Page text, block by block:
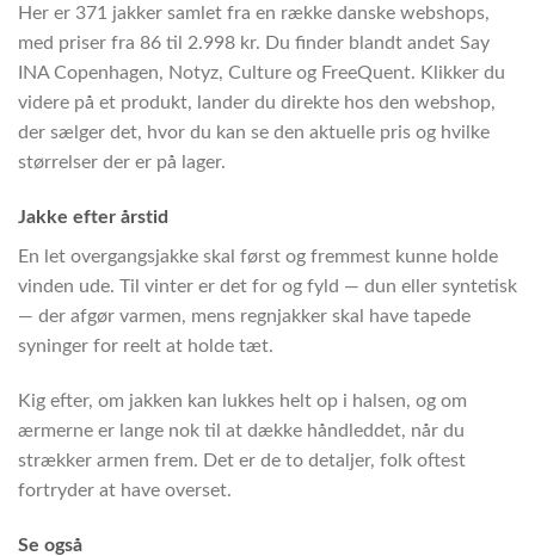
Her er 371 jakker samlet fra en række danske webshops,
med priser fra 86 til 2.998 kr. Du finder blandt andet Say
INA Copenhagen, Notyz, Culture og FreeQuent. Klikker du
videre på et produkt, lander du direkte hos den webshop,
der sælger det, hvor du kan se den aktuelle pris og hvilke
størrelser der er på lager.
Jakke efter årstid
En let overgangsjakke skal først og fremmest kunne holde
vinden ude. Til vinter er det for og fyld — dun eller syntetisk
— der afgør varmen, mens regnjakker skal have tapede
syninger for reelt at holde tæt.
Kig efter, om jakken kan lukkes helt op i halsen, og om
ærmerne er lange nok til at dække håndleddet, når du
strækker armen frem. Det er de to detaljer, folk oftest
fortryder at have overset.
Se også